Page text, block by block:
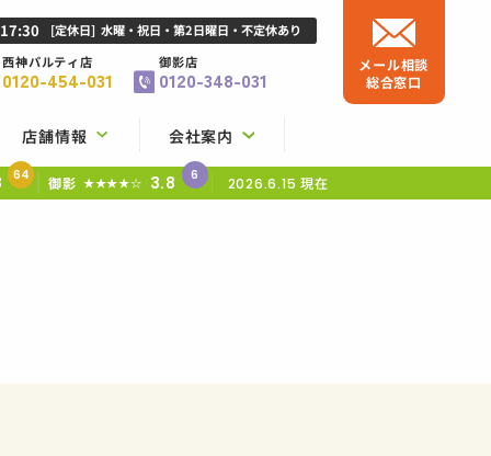
店舗情報 会社案内
[定休日] 水曜・祝日・第2日曜日・不定休あり
西神パルティ店
0120-454-031
御影店
0120-348-031
メール相談
総合窓口
64 御影 ★★★★☆ 3.8 6 2026.6.15 現在